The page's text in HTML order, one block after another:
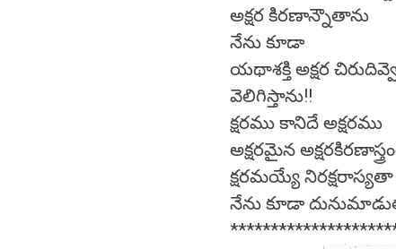
అక్షర కిరణాన్నౌతాను
నేను కూడా
యథాశక్తి అక్షర
వెలిగిస్తాను!!
క్షరము కానిదే అక్షరము
అక్షరమైన
క్షరమయ్యే నిరక్షరాస్యతా
నేను కూడా